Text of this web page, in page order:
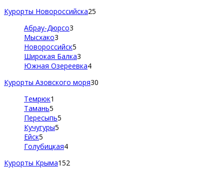
Курорты Новороссийска25
Абрау-Дюрсо3
Мысхако3
Новороссийск5
Широкая Балка3
Южная Озереевка4
Курорты Азовского моря30
Темрюк1
Тамань5
Пересыпь5
Кучугуры5
Ейск5
Голубицкая4
Курорты Крыма152